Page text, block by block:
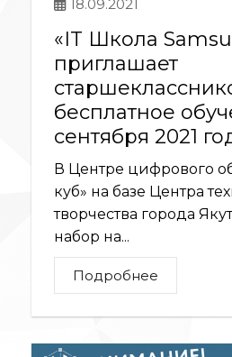
18.09.2021
«IT Школа
приглашает
бесплатное
сентября 2021
В Центре цифрового
куб» на базе Центра
творчества города
набор на...
Подробнее